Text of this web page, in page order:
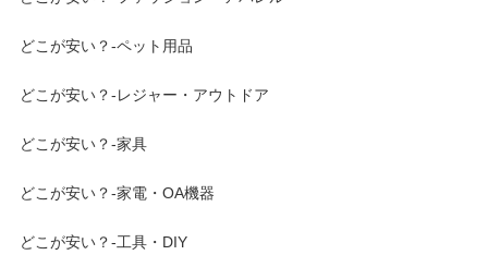
どこが安い？-ペット用品
どこが安い？-レジャー・アウトドア
どこが安い？-家具
どこが安い？-家電・OA機器
どこが安い？-工具・DIY